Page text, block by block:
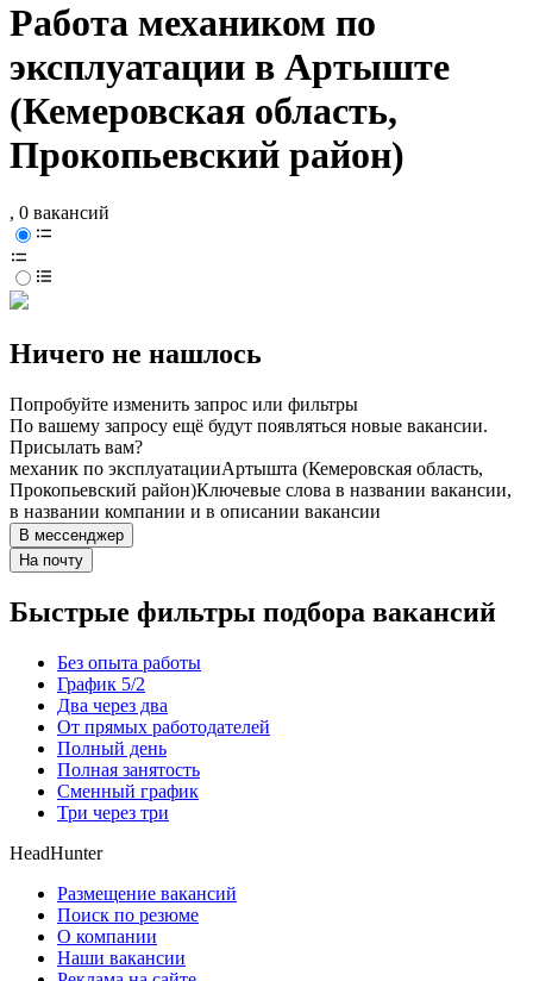
Работа механиком по
эксплуатации в Артыште
(Кемеровская область,
Прокопьевский район)
, 0 вакансий
Ничего не нашлось
Попробуйте изменить запрос или фильтры
По вашему запросу ещё будут появляться новые вакансии.
Присылать вам?
механик по эксплуатацииАртышта (Кемеровская область,
Прокопьевский район)Ключевые слова в названии вакансии,
в названии компании и в описании вакансии
В мессенджер
На почту
Быстрые фильтры подбора вакансий
Без опыта работы
График 5/2
Два через два
От прямых работодателей
Полный день
Полная занятость
Сменный график
Три через три
HeadHunter
Размещение вакансий
Поиск по резюме
О компании
Наши вакансии